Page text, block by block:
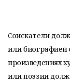
Соискатели
или биографией
произведениях
или поэзии